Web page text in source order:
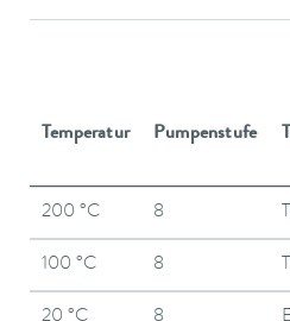
Temperatur Pumpenstufe
200 °C 8
100 °C 8